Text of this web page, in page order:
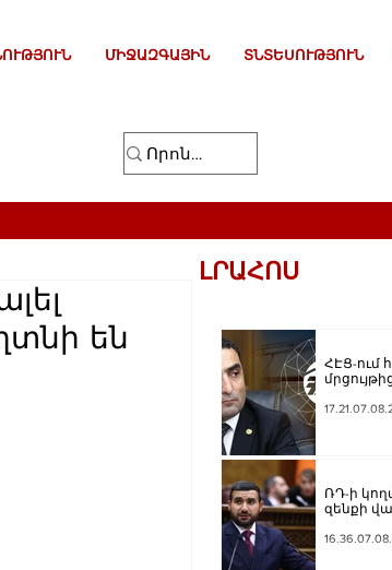
ՄԻՋԱԶԳԱՅԻՆ ՏՆՏԵՍՈՒԹՅՈՒՆ
են
ԼՐԱՀՈՍ
ՀԷՑ-ում
ՌԴ-ի
զենքի